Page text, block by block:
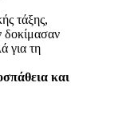
τάξης,
δοκίμασαν
για τη
και